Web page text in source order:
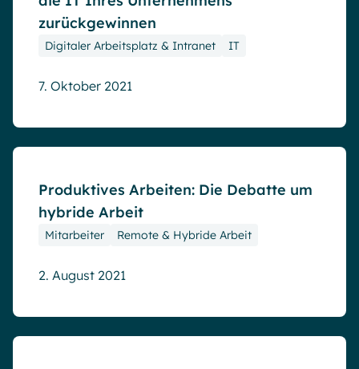
zurückgewinnen
Digitaler Arbeitsplatz & Intranet IT
7. Oktober 2021
Produktives Arbeiten: Die Debatte um
hybride Arbeit
Mitarbeiter Remote & Hybride Arbeit
2. August 2021